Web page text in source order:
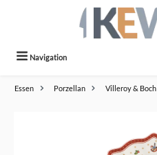
Navigation
Essen Porzellan Villeroy & Boch